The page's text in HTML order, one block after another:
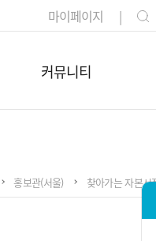
마이페이지
커뮤니티
홍보관(서울) 찾아가는 자본시